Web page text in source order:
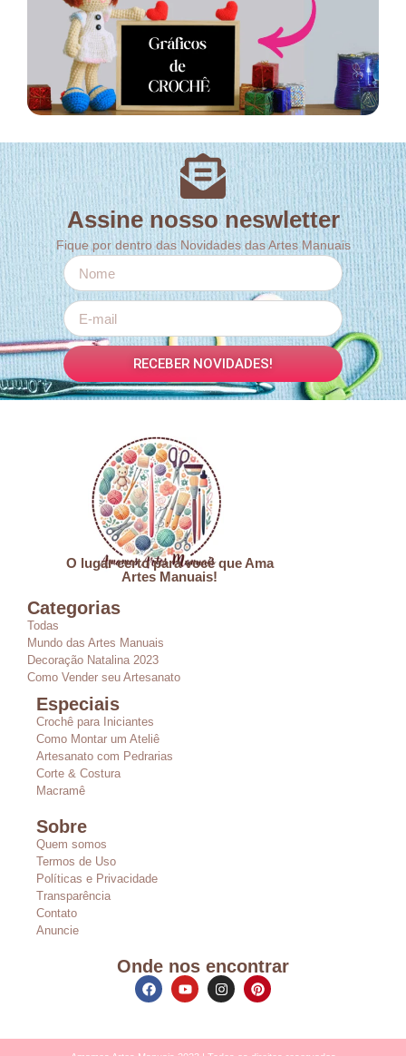
Assine nosso neswletter
Fique por dentro das Novidades das Artes Manuais
RECEBER NOVIDADES!
O lugar certo para você que Ama
Artes Manuais!
Categorias
Todas
Mundo das Artes Manuais
Decoração Natalina 2023
Como Vender seu Artesanato
Especiais
Crochê para Iniciantes
Como Montar um Ateliê
Artesanato com Pedrarias
Corte & Costura
Macramê
Sobre
Quem somos
Termos de Uso
Políticas e Privacidade
Transparência
Contato
Anuncie
Onde nos encontrar